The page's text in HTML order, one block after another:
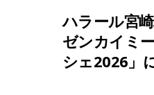
ハラール宮
ゼンカイミ
シェ2026」